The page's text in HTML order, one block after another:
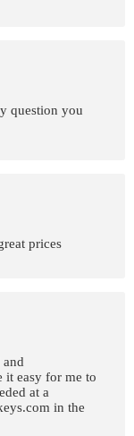
question you
prices
it easy for me to
at a
in the